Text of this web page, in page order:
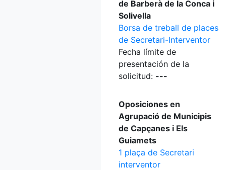
de Barberà de la Conca i
Solivella
Borsa de treball de places
de Secretari-Interventor
Fecha límite de
presentación de la
solicitud: ---
Oposiciones en
Agrupació de Municipis
de Capçanes i Els
Guiamets
1 plaça de Secretari
interventor